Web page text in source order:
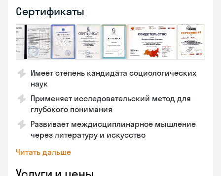
Сертификаты
Имеет степень кандидата социологических
наук
Применяет исследовательский метод для
глубокого понимания
Развивает междисциплинарное мышление
через литературу и искусство
Читать дальше